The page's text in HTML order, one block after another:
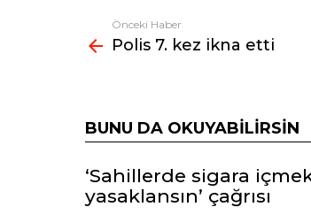
Fazlasına
bak
Önceki Haber
Polis 7. kez ikna etti
BUNU DA OKUYABILIRSIN
‘Sahillerde sigara
yasaklansın’ çağrısı